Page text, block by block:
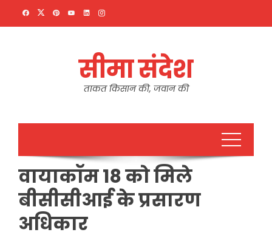
सीमा संदेश
ताकत किसान की, जवान की
वायाकॉम 18 को मिले
बीसीसीआई के प्रसारण
अधिकार